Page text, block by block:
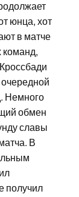
юнца, хот
в матче
команд,
Немного
обмен
славы
В
получил